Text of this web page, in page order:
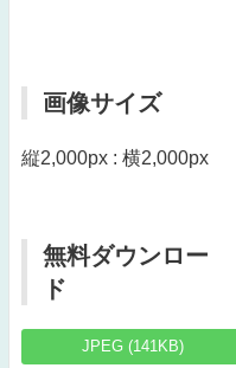
画像サイズ
縦2,000px : 横2,000px
無料ダウンロー
ド
JPEG (141KB)